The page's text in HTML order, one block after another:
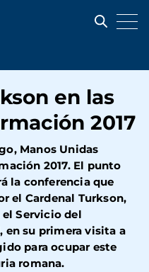
en las
2017
Manos Unidas
2017. El punto
la conferencia que
el Cardenal Turkson,
Servicio del
en su primera visita a
para ocupar este
romana.